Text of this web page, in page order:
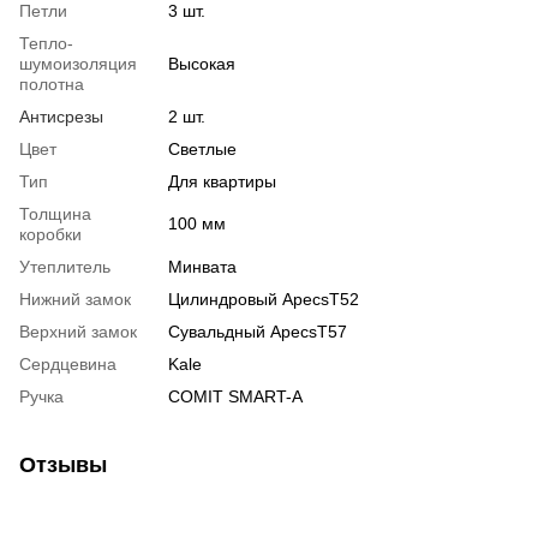
Петли
3 шт.
Тепло-
шумоизоляция
полотна
Высокая
Антисрезы
2 шт.
Цвет
Светлые
Тип
Для квартиры
Толщина
коробки
100 мм
Утеплитель
Минвата
Нижний замок
Цилиндровый ApecsT52
Верхний замок
Сувальдный ApecsT57
Сердцевина
Kale
Ручка
COMIT SMART-A
Отзывы